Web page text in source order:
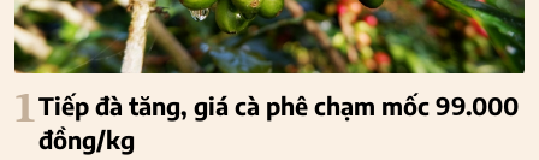
1Tiếp đà tăng, giá cà phê chạm mốc 99.000
đồng/kg